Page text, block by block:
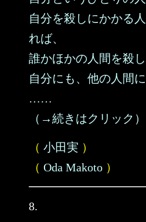
自分を殺しにかかる
れば、
誰かほかの人間を殺
自分にも、他の人間
……
（→続きはクリック）
（ 小田実 ）
（ Oda Makoto ）
8.